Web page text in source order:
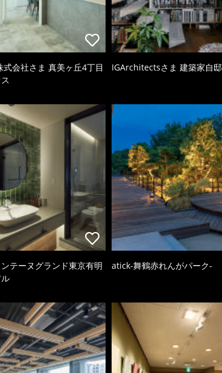
式会社さま 真美ヶ丘4丁目
IGArchitectsさま 建築家自邸
テーヌグランド東京有明
atick-舞鶴赤れんがパーク-